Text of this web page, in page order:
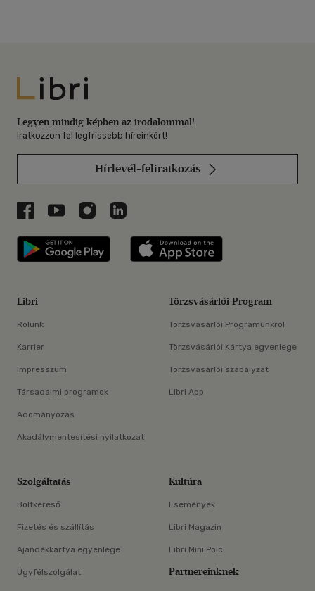
Libri
Legyen mindig képben az irodalommal!
Iratkozzon fel legfrissebb híreinkért!
Hírlevél-feliratkozás
Libri a Facebookon
Libri a Youtube-on
Libri az Instagramon
Libri a LinkedInen
Libri applikáció Szerezd meg: Google
Libri
Rólunk
Karrier
Impresszum
Társadalmi programok
Adományozás
Akadálymentesítési nyilatkozat
Törzsvásárlói Program
Törzsvásárlói Programunkról
Törzsvásárlói Kártya egyenlege
Törzsvásárlói szabályzat
Libri App
Szolgáltatás
Boltkereső
Fizetés és szállítás
Ajándékkártya egyenlege
Ügyfélszolgálat
Kultúra
Események
Libri Magazin
Libri Mini Polc
Partnereinknek